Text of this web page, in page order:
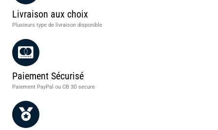
Livraison aux choix
Plusieurs type de livraison disponible
Paiement Sécurisé
Paiement PayPal ou CB 3D secure